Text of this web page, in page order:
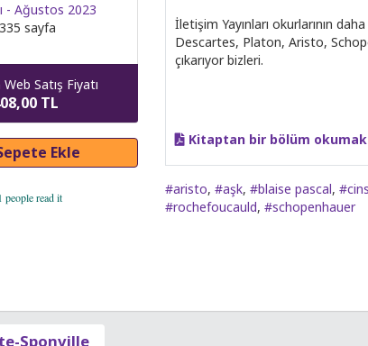
- Ağustos 2023
335 sayfa
Satış Fiyatı
TL
Ekle
İletişim Yayınları okurlarının
Descartes, Platon, Aristo,
çıkarıyor bizleri.
Kitaptan bir bölüm okumak
#aristo, #aşk, #blaise pascal,
#rochefoucauld, #schopenhauer
Sponville